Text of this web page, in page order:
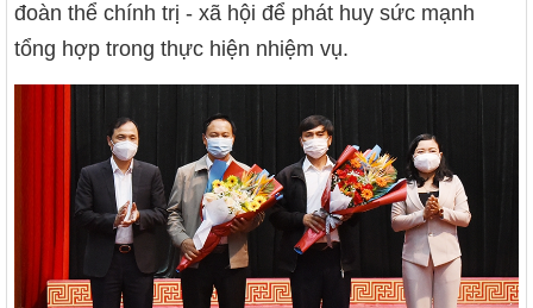
đoàn thể chính trị - xã hội để phát huy sức mạnh
tổng hợp trong thực hiện nhiệm vụ.